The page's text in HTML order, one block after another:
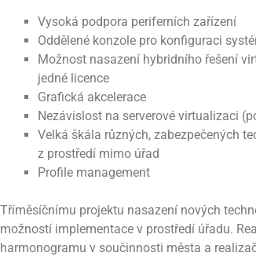
Vysoká podpora periferních zařízení
Oddělené konzole pro konfiguraci
Možnost nasazení hybridního řešení
jedné licence
Grafická akcelerace
Nezávislost na serverové virtualizaci
Velká škála různých, zabezpečených
z prostředí mimo úřad
Profile management
Tříměsíčnímu projektu nasazení nových
možností implementace v prostředí úřadu.
harmonogramu v součinnosti města a